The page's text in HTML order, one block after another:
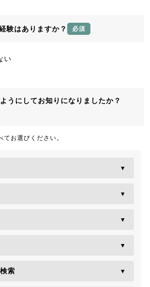
験はありますか？ 必須
い
うにしてお知りになりましたか？
お選びください。
索